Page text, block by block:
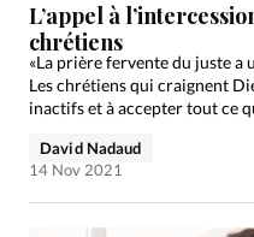
L’appel à
chrétiens
«La prière fervente du juste a
Les chrétiens qui craignent
inactifs et à accepter tout ce
David Nadaud
14 Nov 2021